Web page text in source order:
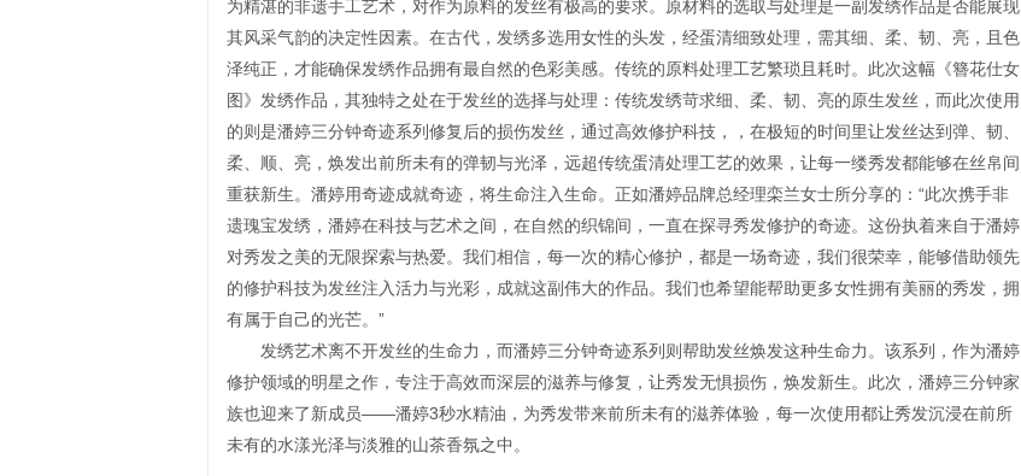
为精湛的非遗手工艺术，对作为原料的发丝有极高的要求。原材料的选取与处理是一副发绣作品是否能展现
其风采气韵的决定性因素。在古代，发绣多选用女性的头发，经蛋清细致处理，需其细、柔、韧、亮，且色
泽纯正，才能确保发绣作品拥有最自然的色彩美感。传统的原料处理工艺繁琐且耗时。此次这幅《簪花仕女
图》发绣作品，其独特之处在于发丝的选择与处理：传统发绣苛求细、柔、韧、亮的原生发丝，而此次使用
的则是潘婷三分钟奇迹系列修复后的损伤发丝，通过高效修护科技，，在极短的时间里让发丝达到弹、韧、
柔、顺、亮，焕发出前所未有的弹韧与光泽，远超传统蛋清处理工艺的效果，让每一缕秀发都能够在丝帛间
重获新生。潘婷用奇迹成就奇迹，将生命注入生命。正如潘婷品牌总经理栾兰女士所分享的：“此次携手非
遗瑰宝发绣，潘婷在科技与艺术之间，在自然的织锦间，一直在探寻秀发修护的奇迹。这份执着来自于潘婷
对秀发之美的无限探索与热爱。我们相信，每一次的精心修护，都是一场奇迹，我们很荣幸，能够借助领先
的修护科技为发丝注入活力与光彩，成就这副伟大的作品。我们也希望能帮助更多女性拥有美丽的秀发，拥
有属于自己的光芒。”
发绣艺术离不开发丝的生命力，而潘婷三分钟奇迹系列则帮助发丝焕发这种生命力。该系列，作为潘婷
修护领域的明星之作，专注于高效而深层的滋养与修复，让秀发无惧损伤，焕发新生。此次，潘婷三分钟家
族也迎来了新成员——潘婷3秒水精油，为秀发带来前所未有的滋养体验，每一次使用都让秀发沉浸在前所
未有的水漾光泽与淡雅的山茶香氛之中。